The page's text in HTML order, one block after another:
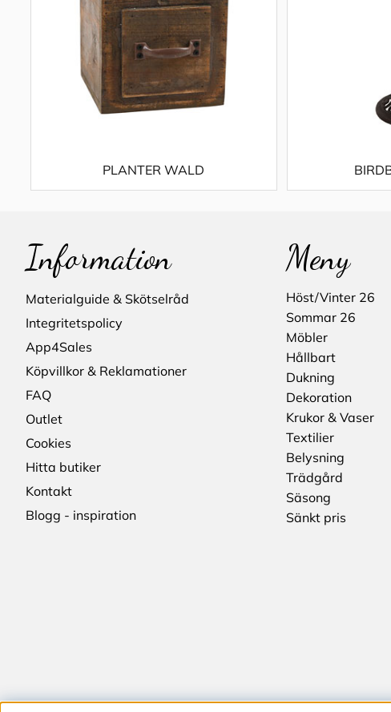
PLANTER WALD
Information
Materialguide & Skötselråd
Integritetspolicy
App4Sales
Köpvillkor & Reklamationer
FAQ
Outlet
Cookies
Hitta butiker
Kontakt
Blogg - inspiration
Meny
Höst/Vinter 26
Sommar 26
Möbler
Hållbart
Dukning
Dekoration
Krukor & Vaser
Textilier
Belysning
Trädgård
Säsong
Sänkt pris